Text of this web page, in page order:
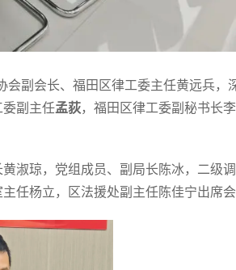
副会长、福田区律工委主任黄远兵，
委副主任孟荻，福田区律工委副秘书长
淑琼，党组成员、副局长陈冰，二级
任杨立，区法援处副主任陈佳宁出席会